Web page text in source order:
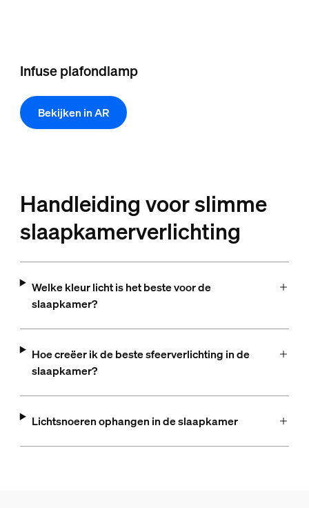
Infuse plafondlamp
Bekijken in AR
Handleiding voor slimme
slaapkamerverlichting
Welke kleur licht is het beste voor de
slaapkamer?
Hoe creëer ik de beste sfeerverlichting in de
slaapkamer?
Lichtsnoeren ophangen in de slaapkamer